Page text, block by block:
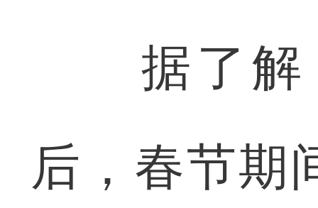
据了解，
后，春节期